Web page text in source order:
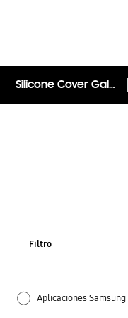
Silicone Cover Galaxy S10
Filtro
Aplicaciones Samsung